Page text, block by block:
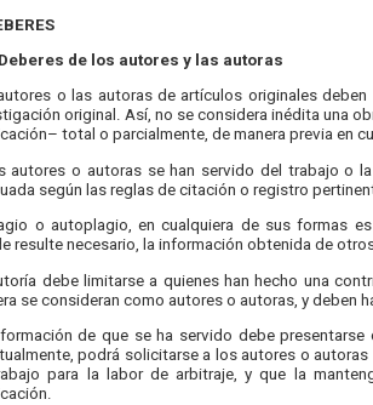
de los autores y las autoras
o las autoras de artículos originales
original. Así, no se considera inédita una
total o parcialmente, de manera previa en
autores o autoras se han servido del trabajo o
según las reglas de citación o registro
o autoplagio, en cualquiera de sus formas
resulte necesario, la información obtenida de
debe limitarse a quienes han hecho una
se consideran como autores o autoras, y deben
de que se ha servido debe
podrá solicitarse a los autores o
para la labor de arbitraje, y que la